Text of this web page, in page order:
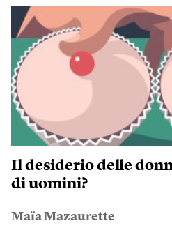
Il desiderio delle
di uomini?
Maïa Mazaurette